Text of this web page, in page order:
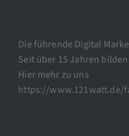
Die führende Digital
Seit über 15 Jahren
Hier mehr zu uns
https://www.121watt.de/